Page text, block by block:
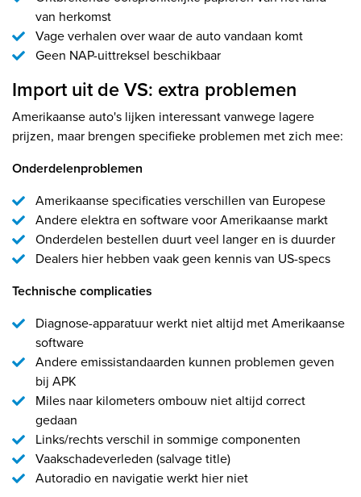
van herkomst
Vage verhalen over waar de auto vandaan komt
Geen NAP-uittreksel beschikbaar
Import uit de VS: extra problemen
Amerikaanse auto's lijken interessant vanwege lagere
prijzen, maar brengen specifieke problemen met zich mee:
Onderdelenproblemen
Amerikaanse specificaties verschillen van Europese
Andere elektra en software voor Amerikaanse markt
Onderdelen bestellen duurt veel langer en is duurder
Dealers hier hebben vaak geen kennis van US-specs
Technische complicaties
Diagnose-apparatuur werkt niet altijd met Amerikaanse
software
Andere emissistandaarden kunnen problemen geven
bij APK
Miles naar kilometers ombouw niet altijd correct
gedaan
Links/rechts verschil in sommige componenten
Vaakschadeverleden (salvage title)
Autoradio en navigatie werkt hier niet